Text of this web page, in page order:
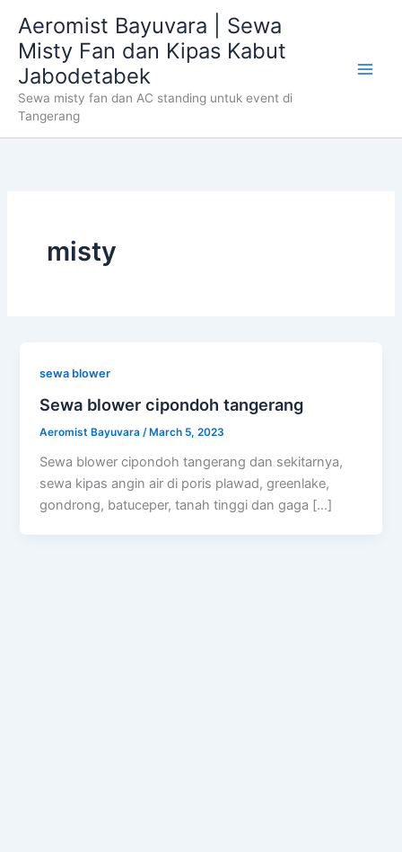
content
Aeromist Bayuvara | Sewa
Misty Fan dan Kipas Kabut
Jabodetabek
Sewa misty fan dan AC standing untuk event di
Tangerang
misty
sewa blower
Sewa blower cipondoh tangerang
Aeromist Bayuvara /March 5, 2023
Sewa blower cipondoh tangerang dan sekitarnya,
sewa kipas angin air di poris plawad, greenlake,
gondrong, batuceper, tanah tinggi dan gaga […]